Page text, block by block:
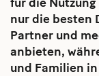
für die
nur die besten
Partner und
anbieten,
und Familien